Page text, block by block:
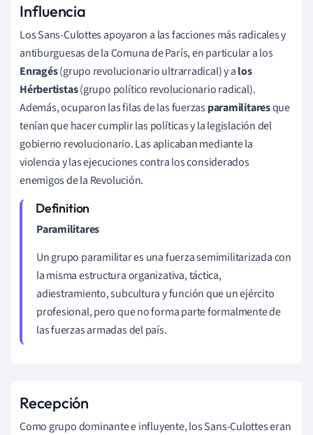
Influencia
Los Sans-Culottes apoyaron a las facciones más radicales y
antiburguesas de la Comuna de París, en particular a los
Enragés(grupo revolucionario ultrarradical) y alos
Hérbertistas(grupo político revolucionario radical).
Además, ocuparon las filas de las fuerzasparamilitaresque
tenían que hacer cumplir las políticas y la legislación del
gobierno revolucionario. Las aplicaban mediante la
violencia y las ejecuciones contra los considerados
enemigos de la Revolución.
Paramilitares
Un grupo paramilitar es una fuerza semimilitarizada con
la misma estructura organizativa, táctica,
adiestramiento, subcultura y función que un ejército
profesional, pero que no forma parte formalmente de
las fuerzas armadas del país.
Recepción
Como grupo dominante e influyente, los Sans-Culottes eran